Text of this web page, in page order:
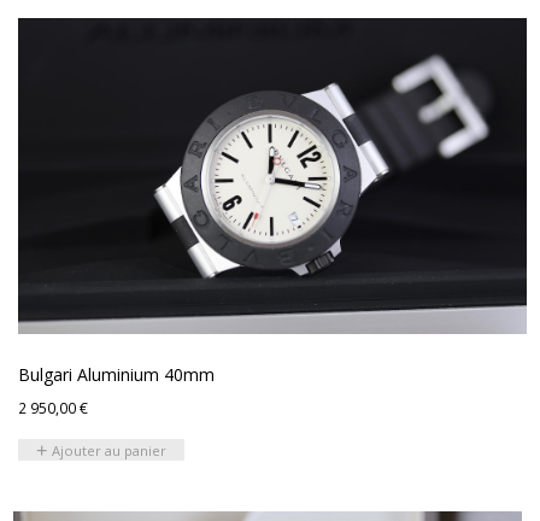
Bulgari Aluminium 40mm
2 950,00€
Ajouter au panier